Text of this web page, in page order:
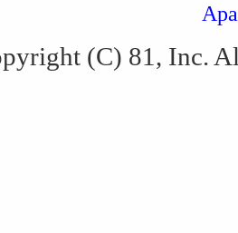
(C) 81, Inc.